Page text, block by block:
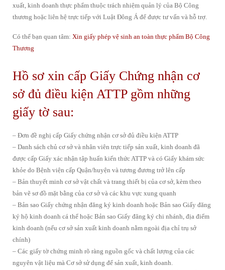
xuất, kinh doanh thực phẩm thuộc trách nhiệm quản lý của Bộ Công
thương hoặc liên hệ trực tiếp với Luật Đông Á để được tư vấn và hỗ trợ.
Có thể bạn quan tâm: Xin giấy phép vệ sinh an toàn thực phẩm Bộ Công
Thương
Hồ sơ xin cấp Giấy Chứng nhận cơ
sở đủ điều kiện ATTP gồm những
giấy tờ sau:
– Đơn đề nghị cấp Giấy chứng nhận cơ sở đủ điều kiện ATTP
– Danh sách chủ cơ sở và nhân viên trực tiếp sản xuất, kinh doanh đã
được cấp Giấy xác nhận tập huấn kiến thức ATTP và có Giấy khám sức
khỏe do Bệnh viện cấp Quận/huyện và tương đương trở lên cấp
– Bản thuyết minh cơ sở vật chất và trang thiết bị của cơ sở, kèm theo
bản vẽ sơ đồ mặt bằng của cơ sở và các khu vực xung quanh
– Bản sao Giấy chứng nhận đăng ký kinh doanh hoặc Bản sao Giấy đăng
ký hộ kinh doanh cá thể hoặc Bản sao Giấy đăng ký chi nhánh, địa điểm
kinh doanh (nếu cơ sở sản xuất kinh doanh nằm ngoài địa chỉ trụ sở
chính)
– Các giấy tờ chứng minh rõ ràng nguồn gốc và chất lượng của các
nguyên vật liệu mà Cơ sở sử dụng để sản xuất, kinh doanh.